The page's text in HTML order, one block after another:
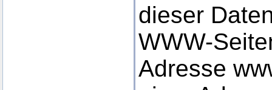
dieser
WWW-
Adresse